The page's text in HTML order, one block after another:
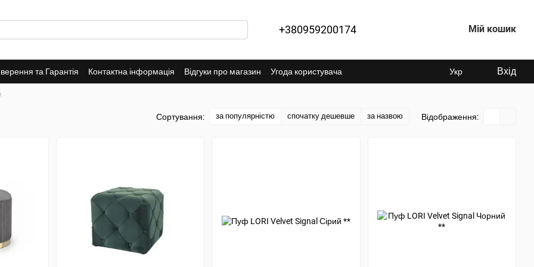
+380959200174 Мій кошик
та Гарантія Контактна інформація Відгуки про магазин
Угода користувача
Укр Вхід
Сортування: за популярністю спочатку дешевше за назвою Відображення: